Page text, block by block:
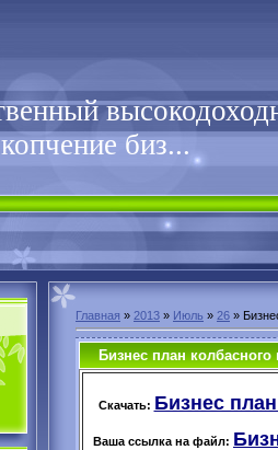
копчение биз...
Главная » 2013 » Июль » 26 »
Бизнес план колбасного
Скачать: Бизнес
Ваша ссылка на файл: